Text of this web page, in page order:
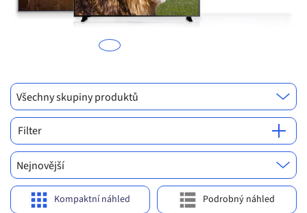
Všechny skupiny produktů
Filter
Nejnovější